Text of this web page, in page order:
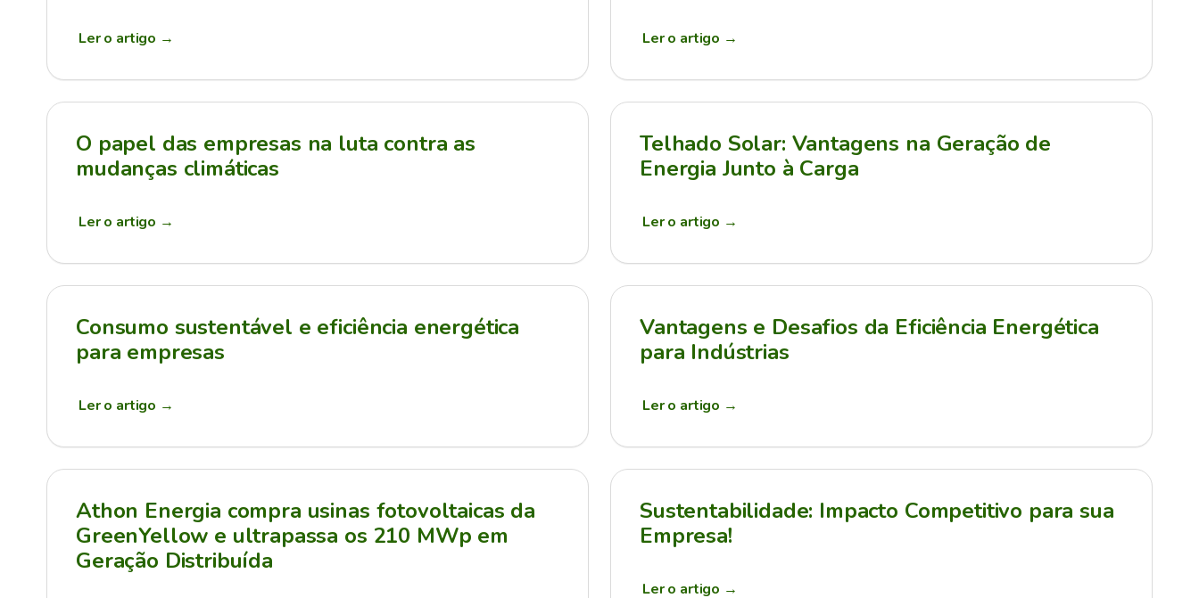
Ler o artigo → Ler o artigo →
O papel das empresas na luta contra as
mudanças climáticas
Ler o artigo →
Telhado Solar: Vantagens na Geração de
Energia Junto à Carga
Ler o artigo →
Consumo sustentável e eficiência energética
para empresas
Ler o artigo →
Vantagens e Desafios da Eficiência Energética
para Indústrias
Ler o artigo →
Athon Energia compra usinas fotovoltaicas da
GreenYellow e ultrapassa os 210 MWp em
Geração Distribuída
Sustentabilidade: Impacto Competitivo para sua
Empresa!
Ler o artigo →